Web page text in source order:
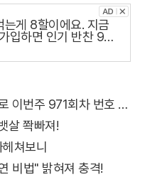
는게 8할이에요. 지금
입하면 인기 반찬 990
번호 6자리 공개!? 꼭 확인해라!
살 쫙빠져!
쳐보니
비법" 밝혀져 충격!